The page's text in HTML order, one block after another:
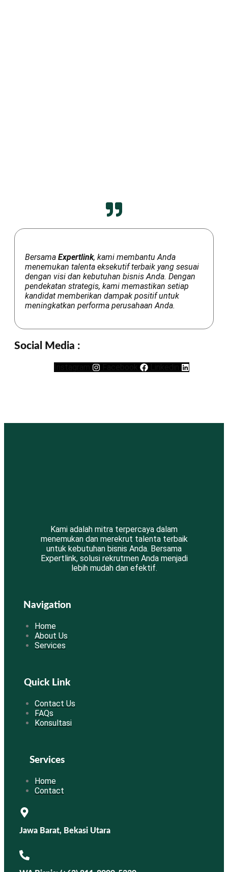
Bersama Expertlink, kami membantu Anda
menemukan talenta eksekutif terbaik yang sesuai
dengan visi dan kebutuhan bisnis Anda. Dengan
pendekatan strategis, kami memastikan setiap
kandidat memberikan dampak positif untuk
meningkatkan performa perusahaan Anda.
Social Media :
Kami adalah mitra terpercaya dalam
menemukan dan merekrut talenta terbaik
untuk kebutuhan bisnis Anda. Bersama
Expertlink, solusi rekrutmen Anda menjadi
lebih mudah dan efektif.
Navigation
Home
About Us
Services
Quick Link
Contact Us
FAQs
Konsultasi
Services
Home
Contact
Jawa Barat, Bekasi Utara